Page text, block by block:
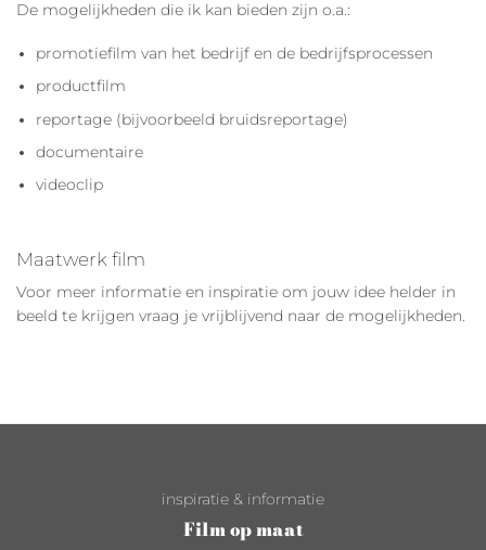
De mogelijkheden die ik kan bieden zijn o.a.:
promotiefilm van het bedrijf en de bedrijfsprocessen
productfilm
reportage (bijvoorbeeld bruidsreportage)
documentaire
videoclip
Maatwerk film
Voor meer informatie en inspiratie om jouw idee helder in
beeld te krijgen vraag je vrijblijvend naar de mogelijkheden.
inspiratie & informatie
Film op maat